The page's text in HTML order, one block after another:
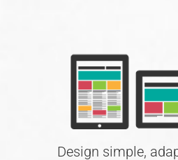
Design simple,